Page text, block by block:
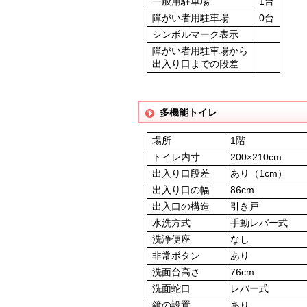
障がい者用駐車場
0台
シンボルマーク表示
障がい者用駐車場から
出入り口までの段差
多機能トイレ
場所
1階
トイレ内寸
200×210cm
出入り口段差
あり（1cm）
出入り口の幅
86cm
出入口の構造
引き戸
水洗方式
手動レバー式
洗浄便座
なし
非常ボタン
あり
洗面台高さ
76cm
洗面蛇口
レバー式